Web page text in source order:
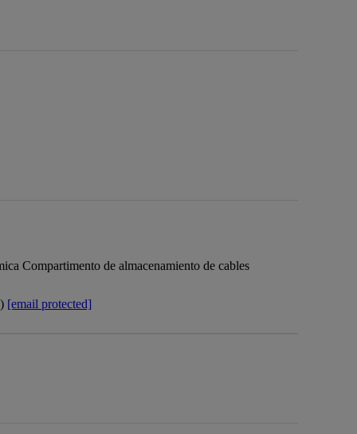
Compartimento de almacenamiento de cables
[email protected]